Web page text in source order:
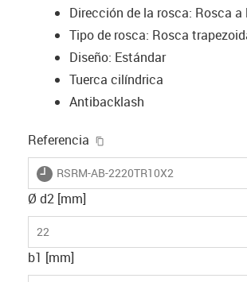
Dirección de la rosca: Rosca a
Tipo de rosca: Rosca
Diseño: Estándar
Tuerca cilíndrica
Antibacklash
Referencia
igus-icon-lieferzeit
RSRM-AB-2220TR10X2
Ø d2 [mm]
22
b1 [mm]